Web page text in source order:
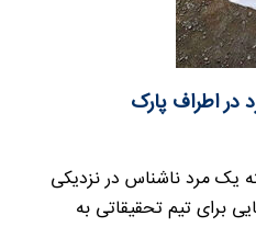
اطراف پارک
مرد ناشناس در نزدیکی
برای تیم تحقیقاتی به